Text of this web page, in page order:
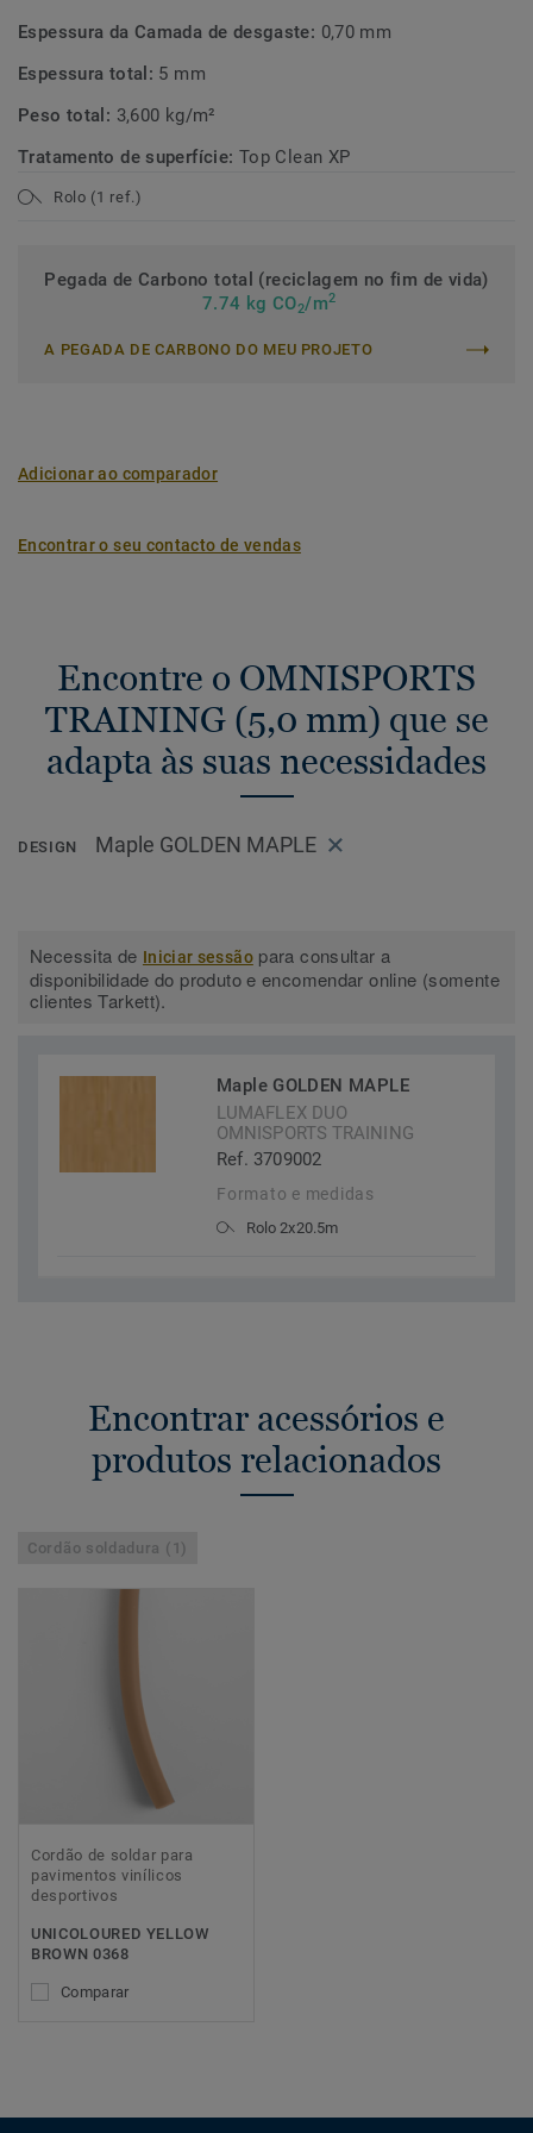
Espessura da Camada de desgaste: 0,70 mm
Espessura total: 5 mm
Peso total: 3,600 kg/m²
Tratamento de superfície: Top Clean XP
Rolo (1 ref.)
Pegada de Carbono total (reciclagem no fim de vida)
7.74 kg CO2/m2
A PEGADA DE CARBONO DO MEU PROJETO
Adicionar ao comparador
Encontrar o seu contacto de vendas
Encontre o OMNISPORTS
TRAINING (5,0 mm) que se
adapta às suas necessidades
DESIGN Maple GOLDEN MAPLE
Necessita de Iniciar sessãopara consultar a
disponibilidade do produto e encomendar online (somente
clientes Tarkett).
Maple GOLDEN MAPLE
LUMAFLEX DUO
OMNISPORTS TRAINING
Ref. 3709002
Formato e medidas
Rolo 2x20.5m
Encontrar acessórios e
produtos relacionados
Cordão soldadura (1)
Cordão de soldar para
pavimentos vinílicos
desportivos
UNICOLOURED YELLOW
BROWN 0368
Comparar